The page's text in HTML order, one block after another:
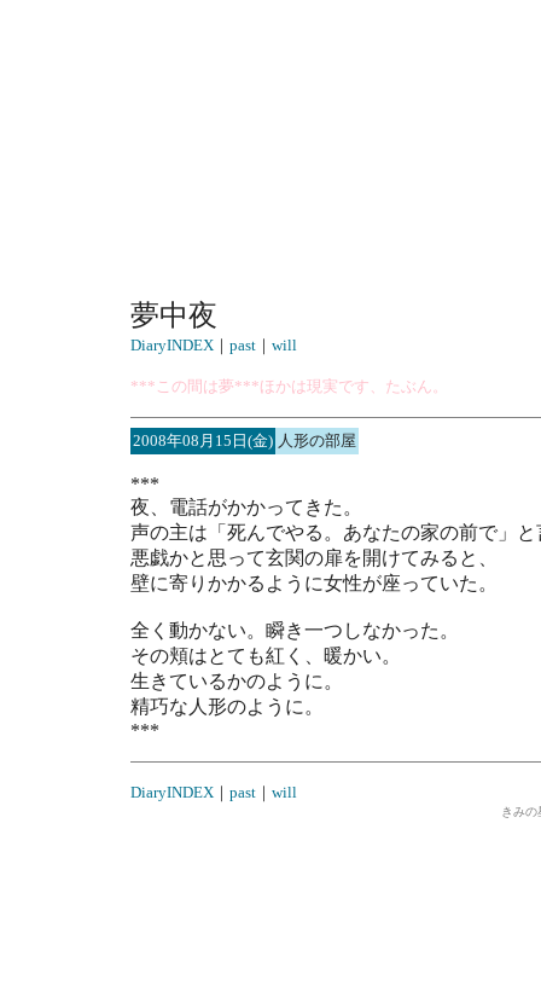
夢中夜
DiaryINDEX｜ past｜ will
***この間は夢***ほかは現実です、たぶん。
2008年08月15日(金) 人形の部屋
***
夜、電話がかかってきた。
声の主は「死んでやる。あなたの家の前で」と
悪戯かと思って玄関の扉を開けてみると、
壁に寄りかかるように女性が座っていた。
全く動かない。瞬き一つしなかった。
その頬はとても紅く、暖かい。
生きているかのように。
精巧な人形のように。
***
DiaryINDEX｜ past｜ will
きみ